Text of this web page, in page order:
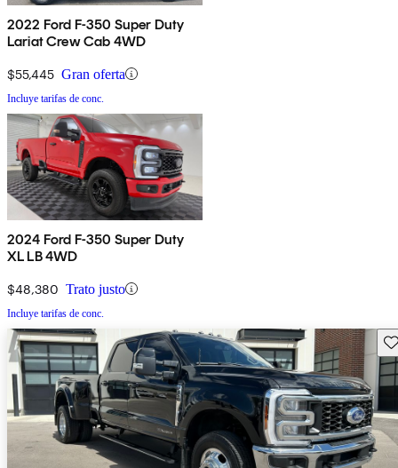
2022 Ford F-350 Super Duty
Lariat Crew Cab 4WD
$55,445 Gran oferta
Incluye tarifas de conc.
2024 Ford F-350 Super Duty
XL LB 4WD
$48,380 Trato justo
Incluye tarifas de conc.